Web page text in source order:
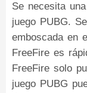
Se necesita
juego PUBG.
emboscada en
FreeFire es
FreeFire solo
juego PUBG